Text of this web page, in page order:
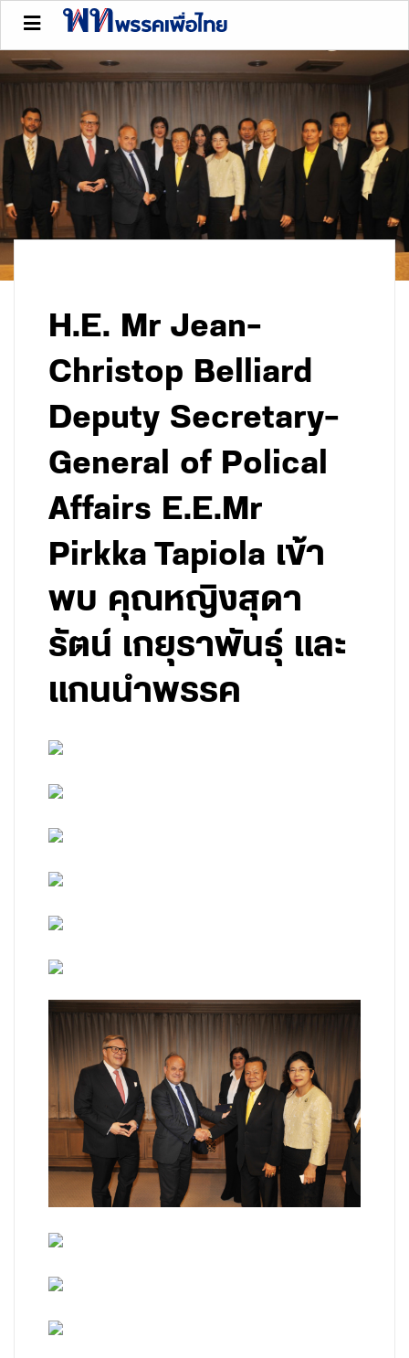
H.E. Mr Jean-
Christop Belliard
Deputy Secretary-
General of Polical
Affairs E.E.Mr
Pirkka Tapiola เข้า
พบ คุณหญิงสุดา
รัตน์ เกยุราพันธุ์ และ
แกนนำพรรค